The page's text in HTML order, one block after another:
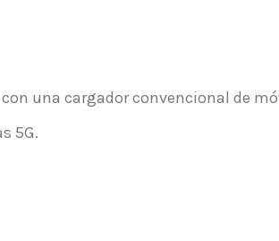
una cargador convencional de
5G.